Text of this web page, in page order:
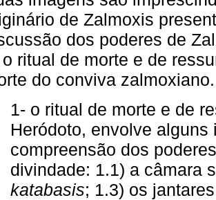
de Zalmoxis
dos poderes de
o ritual de morte e de
do conviva zalmoxiano.
1- o ritual de morte e de
Heródoto, envolve
compreensão dos
divindade: 1.1) a câmara
katabasis; 1.3) os